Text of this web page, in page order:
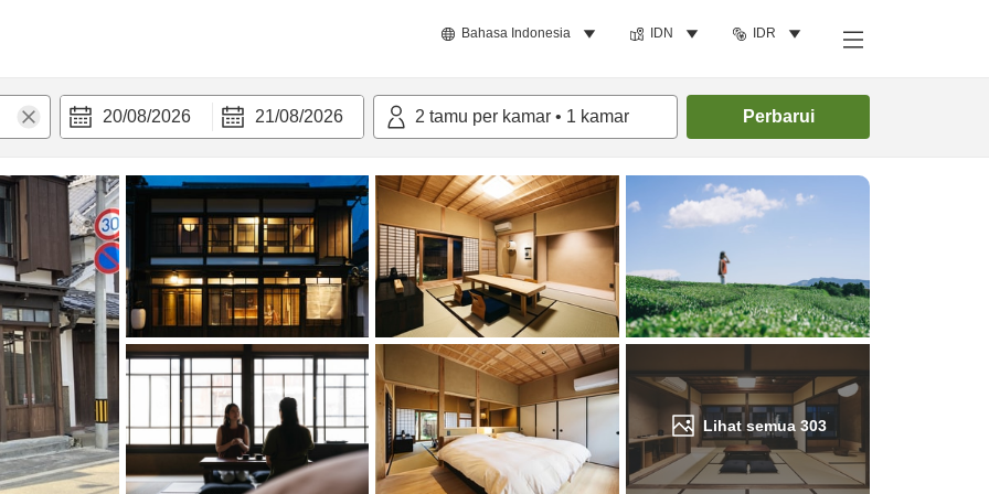
Bahasa Indonesia IDN IDR
20/08/2026 21/08/2026 2 tamu per kamar • 1 kamar Perbarui
Lihat semua 303
Cari kamar